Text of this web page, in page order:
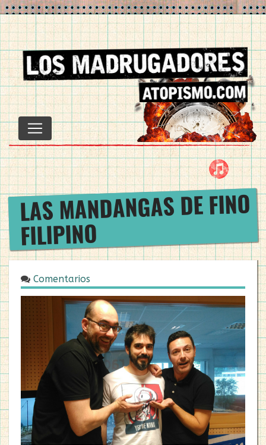
Saltar
al
contenido
ITUNES
IVOOX
LAS MANDANGAS DE FINO
FILIPINO
Comentarios